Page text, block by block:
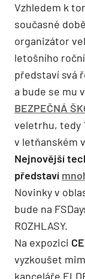
Vzhledem k
současné
organizátor
letošního
představí svá
a bude se mu
BEZPEČNÁ
veletrhu, tedy
v letňanském
Nejnovější
představí
Novinky v
bude na
ROZHLASY.
Na expozici
vyzkoušet
kanceláře